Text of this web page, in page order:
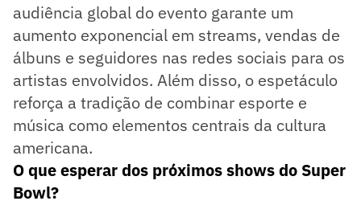
audiência global do evento garante um
aumento exponencial em streams, vendas de
álbuns e seguidores nas redes sociais para os
artistas envolvidos. Além disso, o espetáculo
reforça a tradição de combinar esporte e
música como elementos centrais da cultura
americana.
O que esperar dos próximos shows do Super
Bowl?